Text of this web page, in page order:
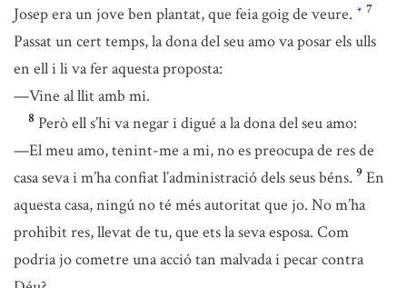
Josep era un jove ben plantat, que feia goig de veure. * 7
Passat un cert temps, la dona del seu amo va posar els ulls
en ell i li va fer aquesta proposta:
—Vine al llit amb mi.
8 Però ell s’hi va negar i digué a la dona del seu amo:
—El meu amo, tenint-me a mi, no es preocupa de res de
casa seva i m’ha confiat l’administració dels seus béns. 9 En
aquesta casa, ningú no té més autoritat que jo. No m’ha
prohibit res, llevat de tu, que ets la seva esposa. Com
podria jo cometre una acció tan malvada i pecar contra